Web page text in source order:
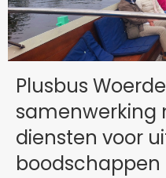
Plusbus
samenwerking
diensten voor
boodschappen